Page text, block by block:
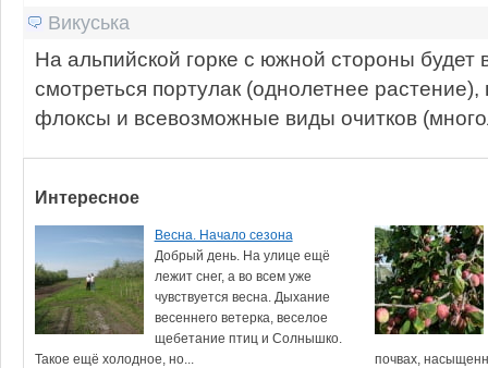
Викуська
На альпийской горке с южной стороны будет
смотреться портулак (однолетнее
флоксы и всевозможные виды очитков
Интересное
Весна. Начало сезона
Добрый день. На улице ещё
лежит снег, а во всем уже
чувствуется весна. Дыхание
весеннего ветерка, веселое
щебетание птиц и Солнышко.
Такое ещё холодное, но...
почвах,